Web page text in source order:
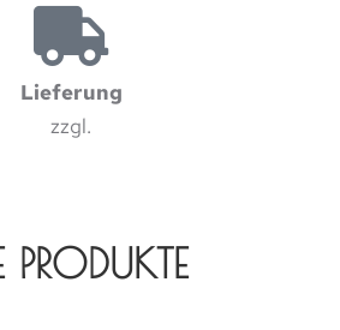
Lieferung
zzgl.